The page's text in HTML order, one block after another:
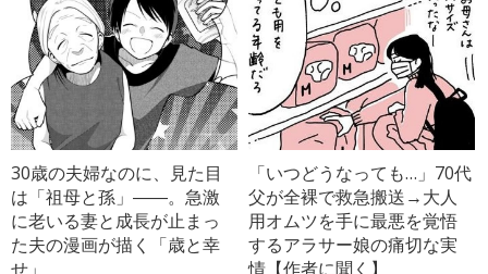
30歳の夫婦なのに、見た目
は「祖母と孫」――。急激
に老いる妻と成長が止まっ
た夫の漫画が描く「歳と幸
せ」
「いつどうなっても…」70代
父が全裸で救急搬送→大人
用オムツを手に最悪を覚悟
するアラサー娘の痛切な実
情【作者に聞く】